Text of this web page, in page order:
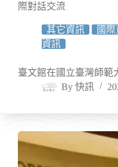
際對話交流
其它資訊 國
資訊
臺文館在國立臺灣師
By 快訊